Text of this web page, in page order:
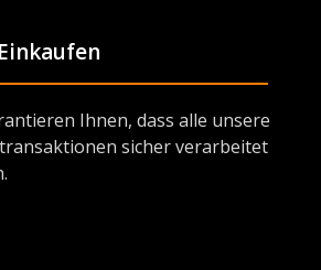
Ihnen, dass alle unsere
sicher verarbeitet